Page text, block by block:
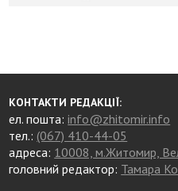
КОНТАКТИ РЕДАКЦІЇ:
ел. пошта:info@zhitomir.info
тел.: (067) 410-44-05
адреса: 10008, м.Житомир,
головний редактор: Тамара